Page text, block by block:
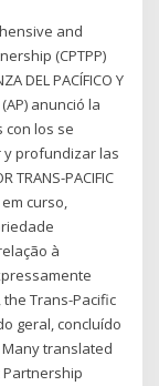
and
(CPTPP)
DEL PACÍFICO Y
anunció la
con los se
y profundizar las
TRANS-PACIFIC
curso,
à
the Trans-Pacific
geral, concluído
Many translated